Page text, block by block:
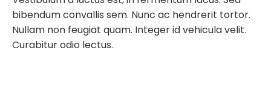
bibendum convallis sem. Nunc ac hendrerit tortor.
Nullam non feugiat quam. Integer id vehicula velit.
Curabitur odio lectus.